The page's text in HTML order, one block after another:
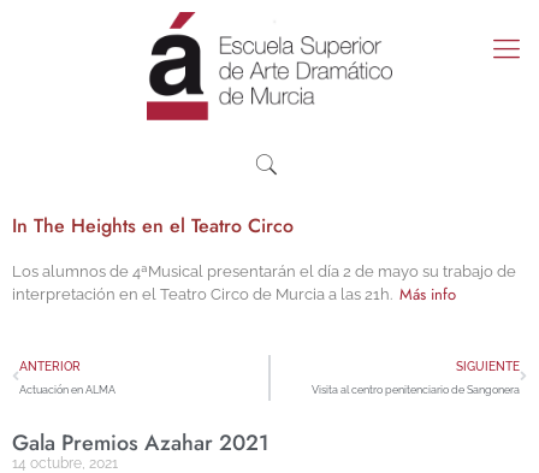
In The Heights en el Teatro Circo
Los alumnos de 4ªMusical presentarán el día 2 de mayo su trabajo de
interpretación en el Teatro Circo de Murcia a las 21h. Más info
ANTERIOR
Actuación en ALMA
SIGUIENTE
Visita al centro penitenciario de Sangonera
Gala Premios Azahar 2021
14 octubre, 2021